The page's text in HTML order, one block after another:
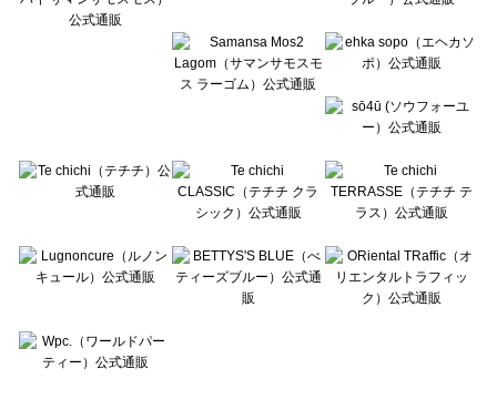
Wpc.（ワールドパーティー）の一覧